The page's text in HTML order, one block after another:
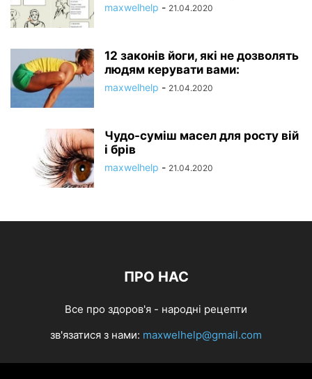
maxwelhelp - 21.04.2020
12 законів йоги, які не дозволять
людям керувати вами:
maxwelhelp - 21.04.2020
Чудо-суміш масел для росту вій
і брів
maxwelhelp - 21.04.2020
ПРО НАС
Все про здоров'я - народні рецепти
зв'язатися з нами: maxwelhelp@gmail.com